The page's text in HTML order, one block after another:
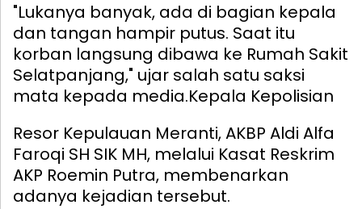
"Lukanya banyak, ada di bagian kepala
dan tangan hampir putus. Saat itu
korban langsung dibawa ke Rumah Sakit
Selatpanjang," ujar salah satu saksi
mata kepada media.Kepala Kepolisian
Resor Kepulauan Meranti, AKBP Aldi Alfa
Faroqi SH SIK MH, melalui Kasat Reskrim
AKP Roemin Putra, membenarkan
adanya kejadian tersebut.